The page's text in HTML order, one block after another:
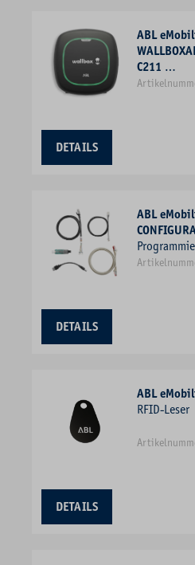
ABL
C211
Wallbox
DETAILS
ABL
DETAILS
ABL
RFID-Leser
DETAILS